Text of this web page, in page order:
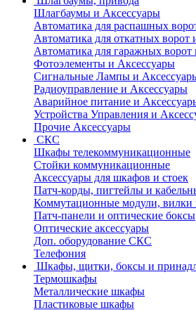
Шлагбаумы и Аксессуары
Автоматика для распашных
Автоматика для откатных ворот
Автоматика для гаражных ворот
Фотоэлементы и Аксессуары
Сигнальные Лампы и
Радиоуправление и Аксессуары
Аварийное питание и
Устройства Управления и
Прочие Аксессуары
СКС
Шкафы телекоммуникационные
Стойки коммуникационные
Аксессуары для шкафов и стоек
Патч-корды, пигтейлы и
Коммутационные модули, вилки
Патч-панели и оптические боксы
Оптические аксессуары
Доп. оборудование СКС
Телефония
Шкафы, щитки, боксы и
Термошкафы
Металлические шкафы
Пластиковые шкафы